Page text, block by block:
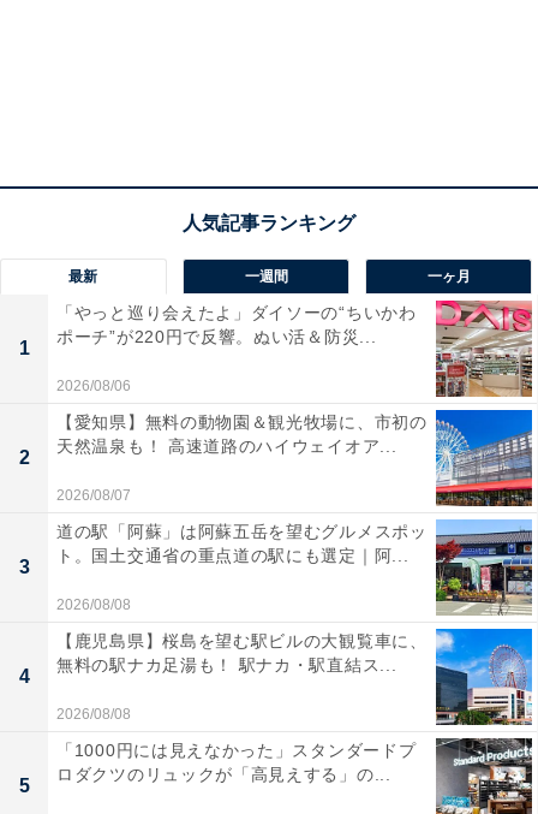
最新 一週間 一ヶ月
1
「やっと巡り会えたよ」ダイソーの“ちいかわ
ポーチ”が220円で反響。ぬい活＆防災...
2026/08/06
2
【愛知県】無料の動物園＆観光牧場に、市初の
天然温泉も！ 高速道路のハイウェイオア...
2026/08/07
3
道の駅「阿蘇」は阿蘇五岳を望むグルメスポッ
ト。国土交通省の重点道の駅にも選定｜阿...
2026/08/08
4
【鹿児島県】桜島を望む駅ビルの大観覧車に、
無料の駅ナカ足湯も！ 駅ナカ・駅直結ス...
2026/08/08
5
「1000円には見えなかった」スタンダードプ
ロダクツのリュックが「高見えする」の...